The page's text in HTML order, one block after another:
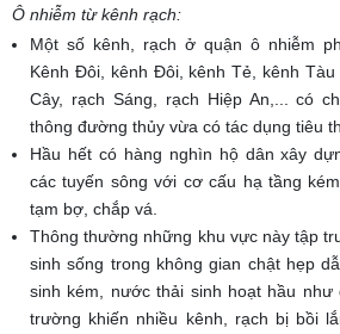
Ô nhiễm từ kênh rạch:
Một số kênh, rạch ở quận ô nhiễm
Kênh Đôi, kênh Đôi, kênh Tẻ, kênh
Cây, rạch Sáng, rạch Hiệp An,... có
thông đường thủy vừa có tác dụng tiêu
Hầu hết có hàng nghìn hộ dân xây
các tuyến sông với cơ cấu hạ tầng
tạm bợ, chắp vá.
Thông thường những khu vực này tập
sinh sống trong không gian chật hẹp
sinh kém, nước thải sinh hoạt hầu
trường khiến nhiều kênh, rạch bị bồi